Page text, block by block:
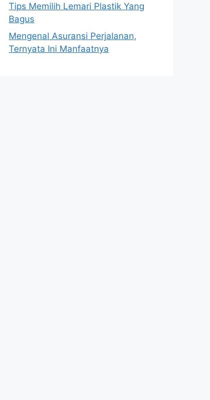
Tips Memilih Lemari Plastik Yang
Bagus
Mengenal Asuransi Perjalanan,
Ternyata Ini Manfaatnya